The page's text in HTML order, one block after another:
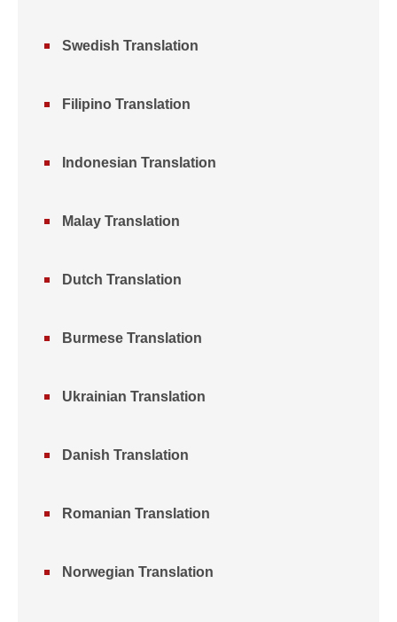
Swedish Translation
Filipino Translation
Indonesian Translation
Malay Translation
Dutch Translation
Burmese Translation
Ukrainian Translation
Danish Translation
Romanian Translation
Norwegian Translation